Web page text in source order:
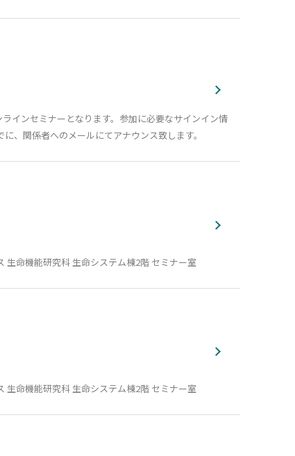
インセミナーとなります。参加に必要なサインイン情
、関係者へのメールにてアナウンス致します。
生命機能研究科 生命システム棟2階 セミナー室
生命機能研究科 生命システム棟2階 セミナー室